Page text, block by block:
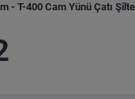
- T-400 Cam Yünü Çatı